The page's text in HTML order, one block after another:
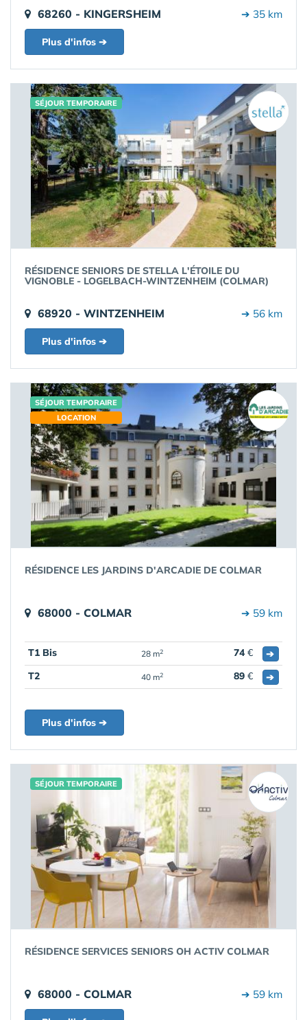
68260 - KINGERSHEIM ➔ 35 km
Plus d'infos ➔
SÉJOUR TEMPORAIRE
RÉSIDENCE SENIORS DE STELLA L'ÉTOILE DU
VIGNOBLE - LOGELBACH-WINTZENHEIM (COLMAR)
68920 - WINTZENHEIM ➔ 56 km
Plus d'infos ➔
SÉJOUR TEMPORAIRE
LOCATION
RÉSIDENCE LES JARDINS D'ARCADIE DE COLMAR
68000 - COLMAR ➔ 59 km
T1 Bis 28 m2 74€
➔
T2
40 m2 89 € ➔
Plus d'infos ➔
SÉJOUR TEMPORAIRE
RÉSIDENCE SERVICES SENIORS OH ACTIV COLMAR
68000 - COLMAR ➔ 59 km